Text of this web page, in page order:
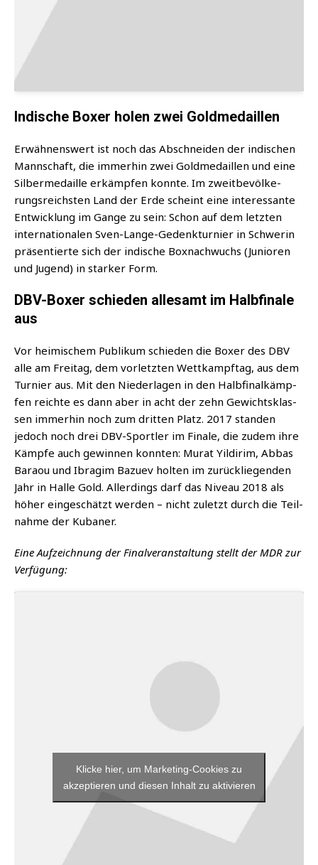
Indische Boxer holen zwei Goldmedaillen
Erwäh­nens­wert ist noch das Abschnei­den der indi­schen
Mann­schaft, die immer­hin zwei Gold­me­dail­len und eine
Sil­ber­me­dail­le erkämp­fen konn­te. Im zweit­be­völ­ke­
rungs­reichs­ten Land der Erde scheint eine inter­es­san­te
Ent­wick­lung im Gan­ge zu sein: Schon auf dem letz­ten
inter­na­tio­na­len Sven-Lan­ge-Gedenk­tur­nier in Schwe­rin
prä­sen­tier­te sich der indi­sche Box­nach­wuchs (Junio­ren
und Jugend) in star­ker Form.
DBV-Boxer schieden allesamt im Halbfinale
aus
Vor hei­mi­schem Publi­kum schie­den die Boxer des DBV
alle am Frei­tag, dem vor­letz­ten Wett­kampf­tag, aus dem
Tur­nier aus. Mit den Nie­der­la­gen in den Halb­fi­nal­kämp­
fen reich­te es dann aber in acht der zehn Gewichts­klas­
sen immer­hin noch zum drit­ten Platz. 2017 stan­den
jedoch noch drei DBV-Sport­ler im Fina­le, die zudem ihre
Kämp­fe auch gewin­nen konn­ten: Murat Yil­di­rim, Abbas
Baraou und Ibrag­im Bazuev hol­ten im zurück­lie­gen­den
Jahr in Hal­le Gold. Aller­dings darf das Niveau 2018 als
höher ein­ge­schätzt wer­den – nicht zuletzt durch die Teil­
nah­me der Kubaner.
Eine Auf­zeich­nung der Final­ver­an­stal­tung stellt der MDR zur
Verfügung:
Klicke hier, um Marketing-Cookies zu
akzeptieren und diesen Inhalt zu aktivieren